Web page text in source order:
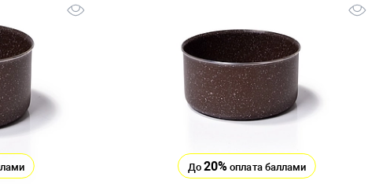
До20% оплата баллами